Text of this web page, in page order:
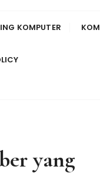
KOMPUTER
yang